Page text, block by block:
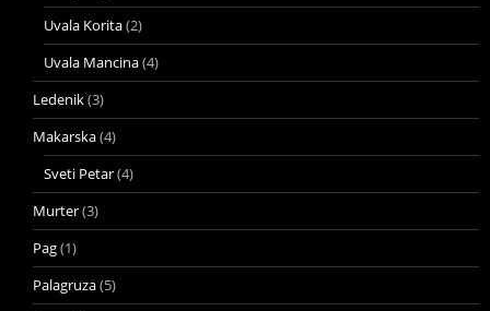
Uvala Korita(2)
Uvala Mancina(4)
Ledenik(3)
Makarska(4)
Sveti Petar(4)
Murter(3)
Pag(1)
Palagruza(5)